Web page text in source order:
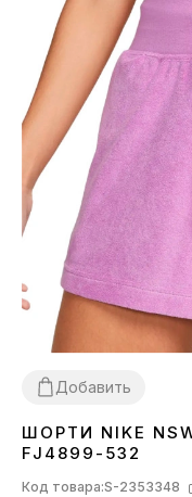
Добавить
XS S L
ШОРТИ NIKE
FJ4899-532
Код товара:S-2353348